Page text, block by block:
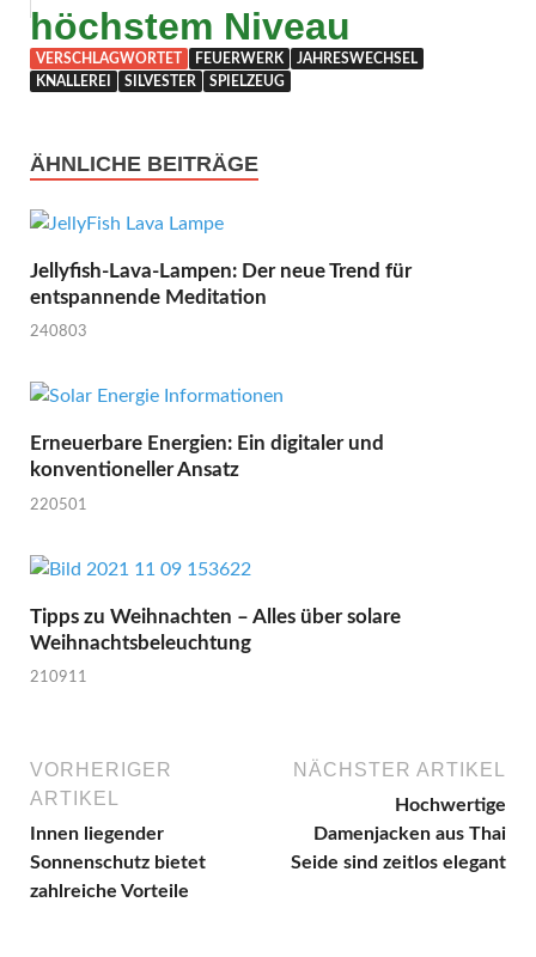
höchstem Niveau
VERSCHLAGWORTET FEUERWERK
JAHRESWECHSEL
KNALLEREI
SILVESTER SPIELZEUG
ÄHNLICHE BEITRÄGE
Jellyfish-Lava-Lampen: Der neue Trend für
entspannende Meditation
240803
Erneuerbare Energien: Ein digitaler und
konventioneller Ansatz
220501
Tipps zu Weihnachten – Alles über solare
Weihnachtsbeleuchtung
210911
VORHERIGER
ARTIKEL
Innen liegender
Sonnenschutz bietet
zahlreiche Vorteile
NÄCHSTER ARTIKEL
Hochwertige
Damenjacken aus Thai
Seide sind zeitlos elegant